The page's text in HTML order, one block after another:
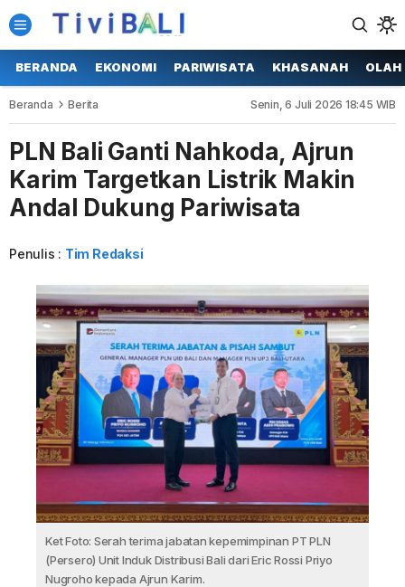
BERANDA EKONOMI PARIWISATA KHASANAH OLAH
Beranda Berita Senin, 6 Juli 2026 18:45 WIB
PLN Bali Ganti Nahkoda, Ajrun
Karim Targetkan Listrik Makin
Andal Dukung Pariwisata
Penulis : Tim Redaksi
Ket Foto: Serah terima jabatan kepemimpinan PT PLN
(Persero) Unit Induk Distribusi Bali dari Eric Rossi Priyo
Nugroho kepada Ajrun Karim.